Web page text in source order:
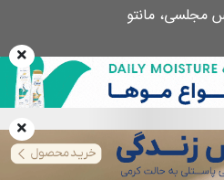
مجلسی، مانتو